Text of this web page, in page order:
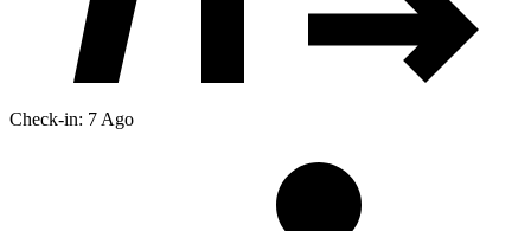
Check-in: 7 Ago